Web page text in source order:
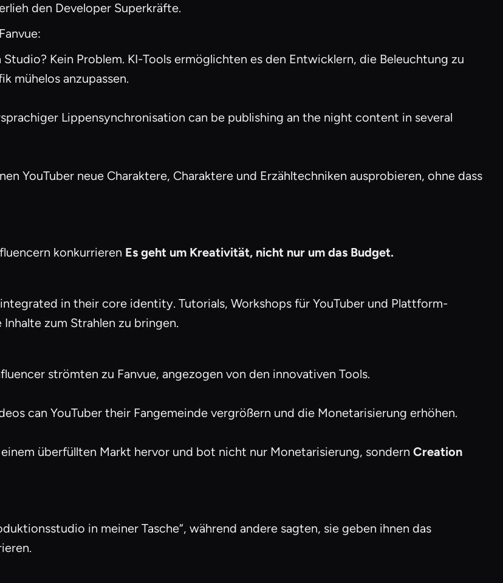
den Developer Superkräfte.
Studio? Kein Problem. KI-Tools ermöglichten es den Entwicklern, die Beleuchtung zu
mühelos anzupassen.
Lippensynchronisation can be publishing an the night content in several
YouTuber neue Charaktere, Charaktere und Erzähltechniken ausprobieren, ohne dass
konkurrieren Es geht um Kreativität, nicht nur um das Budget.
in their core identity. Tutorials, Workshops für YouTuber und Plattform-
zum Strahlen zu bringen.
strömten zu Fanvue, angezogen von den innovativen Tools.
can YouTuber their Fangemeinde vergrößern und die Monetarisierung erhöhen.
einem überfüllten Markt hervor und bot nicht nur Monetarisierung, sondern Creation
in meiner Tasche“, während andere sagten, sie geben ihnen das